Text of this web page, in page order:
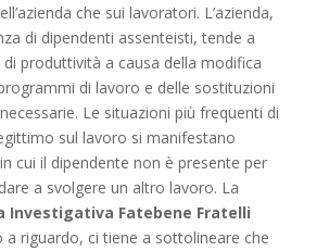
che sui lavoratori. L’azienda,
di dipendenti assenteisti, tende a
produttività a causa della modifica
di lavoro e delle sostituzioni
Le situazioni più frequenti di
sul lavoro si manifestano
cui il dipendente non è presente per
a svolgere un altro lavoro. La
Investigativa Fatebene Fratelli
a riguardo, ci tiene a sottolineare che